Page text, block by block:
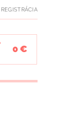
REGISTRÁCIA
0 €